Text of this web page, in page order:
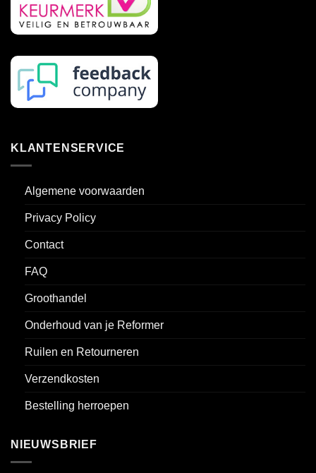
KLANTENSERVICE
Algemene voorwaarden
Privacy Policy
Contact
FAQ
Groothandel
Onderhoud van je Reformer
Ruilen en Retourneren
Verzendkosten
Bestelling herroepen
NIEUWSBRIEF